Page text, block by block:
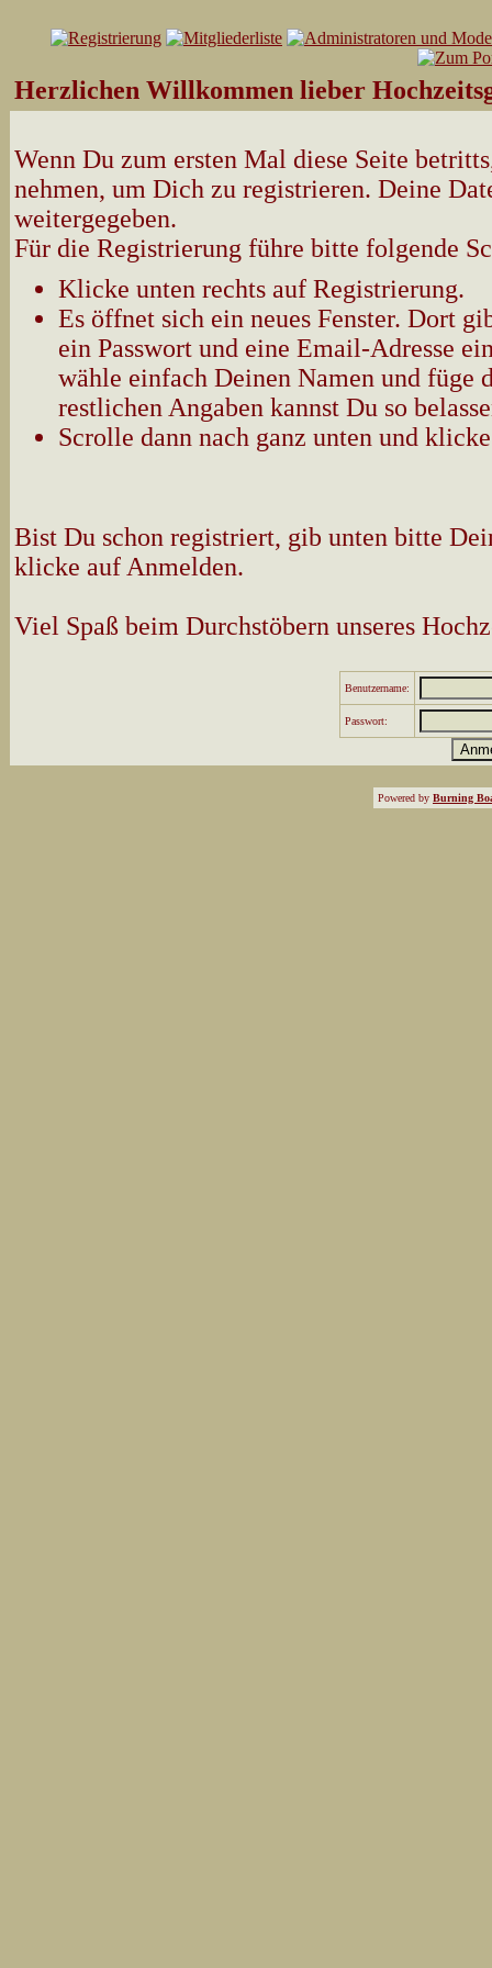
Herzlichen Willkommen lieber
Wenn Du zum ersten Mal diese Seite
nehmen, um Dich zu registrieren. Deine
weitergegeben.
Für die Registrierung führe bitte folgende
Klicke unten rechts auf Registrierung.
Es öffnet sich ein neues Fenster. Dort
ein Passwort und eine Email-Adresse
wähle einfach Deinen Namen und füge
restlichen Angaben kannst Du so
Scrolle dann nach ganz unten und
Bist Du schon registriert, gib unten bitte
klicke auf Anmelden.
Viel Spaß beim Durchstöbern unseres
Benutzername:
Passwort:
Powered by Burning